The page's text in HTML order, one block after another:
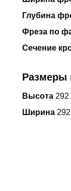
ГАЛЕРЕЯ
Глубина
Фреза по
Сечение
Размеры
Высота 292
Ширина